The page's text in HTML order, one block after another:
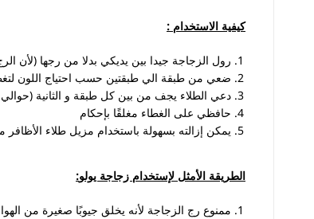
كيفية الاستخدام :
رول الزجاجة جيدا بين يديكي بدلا من رجها (لأن
ضعي من طبقة الي طبقتين حسب احتياج اللون
دعي الطلاء يجف من بين كل طبقة و الثانية (حوالي 5
حافظي على الغطاء مغلقًا بإحكام
يمكن إزالته بسهولة باستخدام مزيل طلاء الأظافر
الطريقة الأمثل لإستخدام زجاجة يولو:
ممنوع رج الزجاجة لأنه يخلق جيوبًا صغيرة من